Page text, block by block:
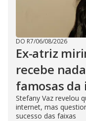
DO R7/06/08/2026
Ex-atriz
recebe
famosas
Stefany Vaz revelou
internet, mas
sucesso das faixas